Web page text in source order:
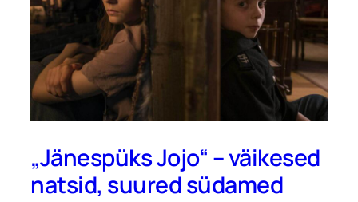
„Jänespüks Jojo“ – väikesed
natsid, suured südamed